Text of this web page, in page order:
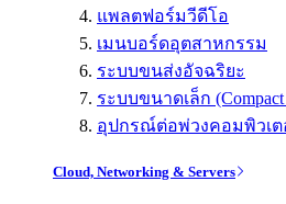
แพลตฟอร์มวีดีโอ
เมนบอร์ดอุตสาหกรรม
ระบบขนส่งอัจฉริยะ
ระบบขนาดเล็ก (Compact
อุปกรณ์ต่อพ่วงคอมพิวเ
Cloud, Networking & Servers